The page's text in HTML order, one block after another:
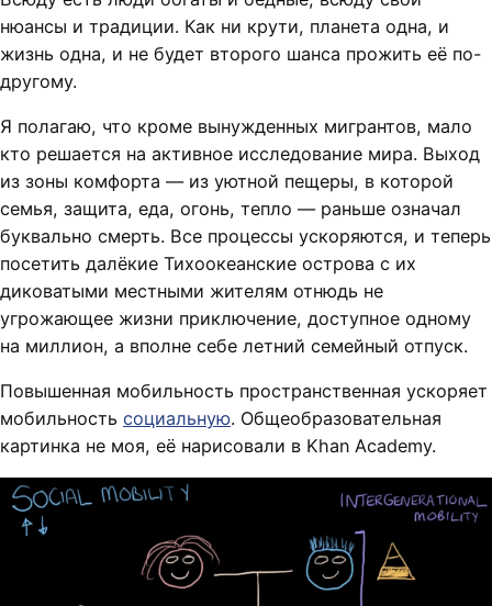
нюансы и традиции. Как ни крути, планета одна, и
жизнь одна, и не будет второго шанса прожить её по-
другому.
Я полагаю, что кроме вынужденных мигрантов, мало
кто решается на активное исследование мира. Выход
из зоны комфорта — из уютной пещеры, в которой
семья, защита, еда, огонь, тепло — раньше означал
буквально смерть. Все процессы ускоряются, и теперь
посетить далёкие Тихоокеанские острова с их
диковатыми местными жителям отнюдь не
угрожающее жизни приключение, доступное одному
на миллион, а вполне себе летний семейный отпуск.
Повышенная мобильность пространственная ускоряет
мобильность социальную. Общеобразовательная
картинка не моя, её нарисовали в Khan Academy.